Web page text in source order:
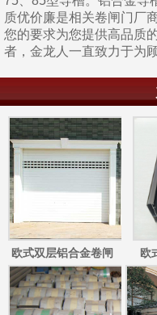
质优价廉是相关卷闸门厂
您的要求为您提供高品质
者，金龙人一直致力于为
欧式双层铝合金卷闸
门/欧式彩钢双层卷闸
门
欧